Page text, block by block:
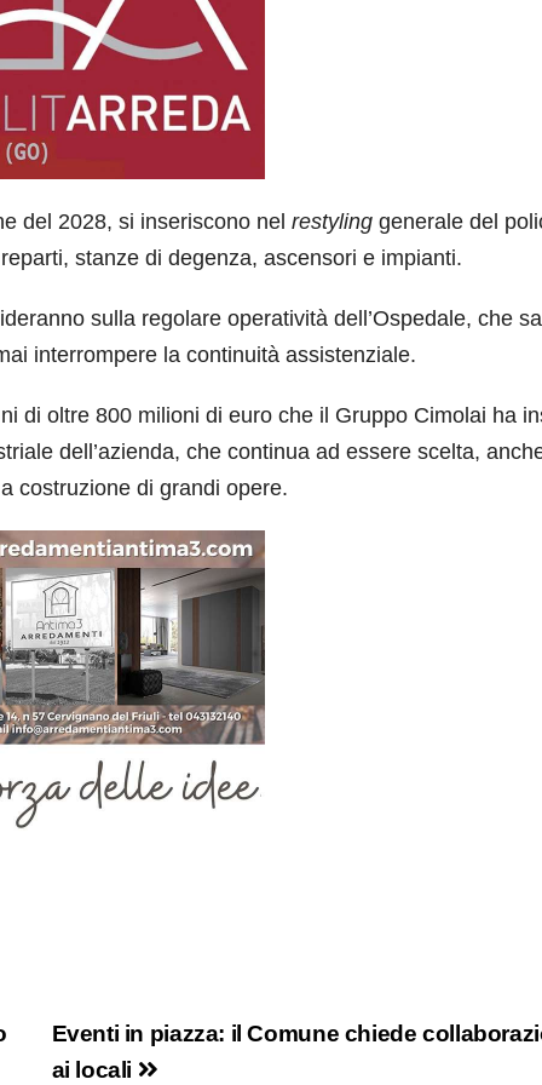
del 2028, si inseriscono nel restyling generale del
stanze di degenza, ascensori e impianti.
sulla regolare operatività dell’Ospedale, che
interrompere la continuità assistenziale.
di oltre 800 milioni di euro che il Gruppo Cimolai ha
dell’azienda, che continua ad essere scelta,
costruzione di grandi opere.
Eventi in piazza: il Comune chiede
ai locali